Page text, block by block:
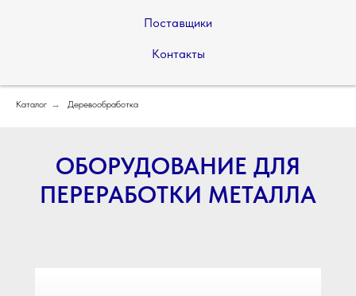
Поставщики
Контакты
Каталог → Деревообработка
ОБОРУДОВАНИЕ ДЛЯ
ПЕРЕРАБОТКИ МЕТАЛЛА